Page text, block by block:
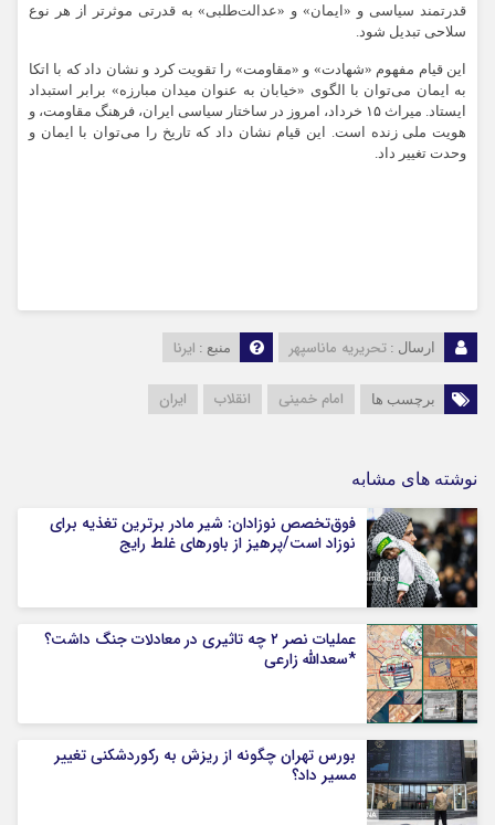
قدرتمند سیاسی و «ایمان» و «عدالت‌طلبی» به قدرتی موثرتر از هر نوع
سلاحی تبدیل شود.
این قیام مفهوم «شهادت» و «مقاومت» را تقویت کرد و نشان داد که با اتکا
به ایمان می‌توان با الگوی «خیابان به عنوان میدان مبارزه» برابر استبداد
ایستاد. میراث ۱۵ خرداد، امروز در ساختار سیاسی ایران، فرهنگ مقاومت، و
هویت ملی زنده است. این قیام نشان داد که تاریخ را می‌توان با ایمان و
وحدت تغییر داد.
ارسال : تحریریه ماناسپهر منبع : ایرنا
برچسب ها امام خمینی انقلاب ایران
نوشته های مشابه
فوق‌تخصص نوزادان: شیر مادر برترین تغذیه برای
نوزاد است/پرهیز از باورهای غلط رایج
عملیات نصر ۲ چه تاثیری در معادلات جنگ داشت؟
*سعدالله زارعی
بورس تهران چگونه از ریزش به رکوردشکنی تغییر
مسیر داد؟